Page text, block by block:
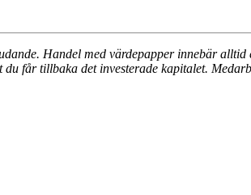
Handel med värdepapper innebär
får tillbaka det investerade kapitalet.